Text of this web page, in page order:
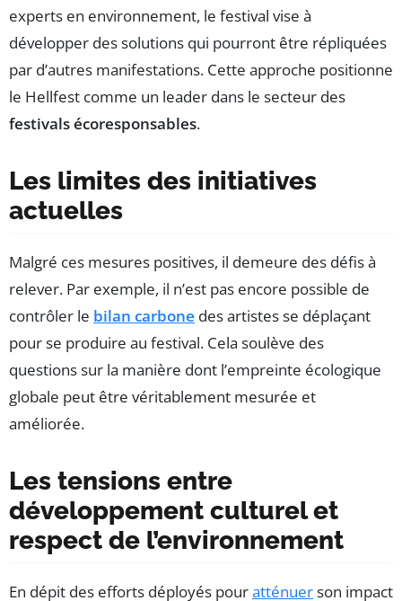
experts en environnement, le festival vise à
développer des solutions qui pourront être répliquées
par d’autres manifestations. Cette approche positionne
le Hellfest comme un leader dans le secteur des
festivals écoresponsables.
Les limites des initiatives
actuelles
Malgré ces mesures positives, il demeure des défis à
relever. Par exemple, il n’est pas encore possible de
contrôler le bilan carbone des artistes se déplaçant
pour se produire au festival. Cela soulève des
questions sur la manière dont l’empreinte écologique
globale peut être véritablement mesurée et
améliorée.
Les tensions entre
développement culturel et
respect de l’environnement
En dépit des efforts déployés pouratténuerson impact